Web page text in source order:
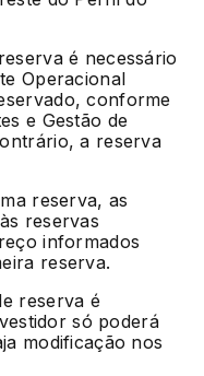
é necessário
Operacional
conforme
e Gestão de
a reserva
reserva, as
reservas
informados
reserva.
reserva é
só poderá
modificação nos